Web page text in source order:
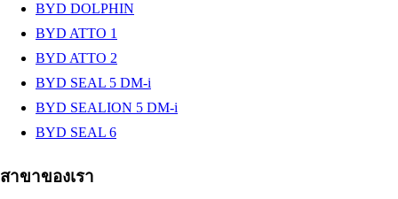
BYD DOLPHIN
BYD ATTO 1
BYD ATTO 2
BYD SEAL 5 DM-i
BYD SEALION 5 DM-i
BYD SEAL 6
สาขาของเรา